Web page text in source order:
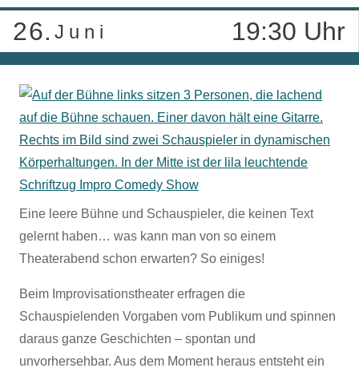
26. Juni 19:30 Uhr
Eine leere Bühne und Schauspieler, die keinen Text
gelernt haben… was kann man von so einem
Theaterabend schon erwarten? So einiges!
Beim Improvisationstheater erfragen die
Schauspielenden Vorgaben vom Publikum und spinnen
daraus ganze Geschichten – spontan und
unvorhersehbar. Aus dem Moment heraus entsteht ein